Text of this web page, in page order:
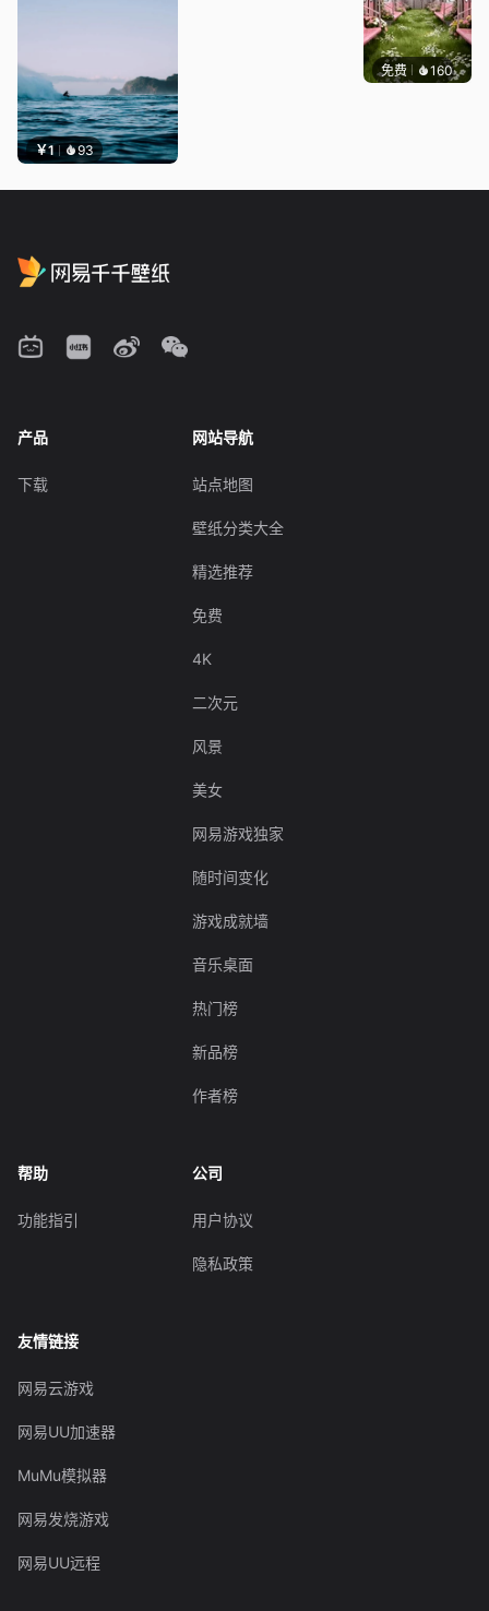
￥1 93
免费 160渔小小
产品
下载
网站导航
站点地图
壁纸分类大全
精选推荐
免费
4K
二次元
风景
美女
网易游戏独家
随时间变化
游戏成就墙
音乐桌面
热门榜
新品榜
作者榜
帮助
功能指引
公司
用户协议
隐私政策
友情链接
网易云游戏
网易UU加速器
MuMu模拟器
网易发烧游戏
网易UU远程